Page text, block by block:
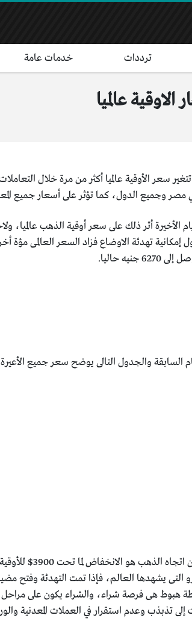
ترددات خدمات عامة
عالميا
سعر الأوقية عالميا أكثر من مرة خلال
مصر وجميع الدول، كما تؤثر على أسعار جميع
الأخيرة أثر ذلك على سعر أوقية الذهب عالميا،
السابقة والجدول التالى يوضح سعر جميع
تضاربت الآراء
التى يشهدها العالم، فإذا تمت التهدئة
هبوط هى فرصة شراء، والشراء يكون على
تذبذب وعدم استقرار في العملات المعدنية